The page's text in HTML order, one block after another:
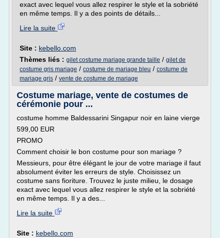
exact avec lequel vous allez respirer le style et la sobriété
en même temps. Il y a des points de détails...
Lire la suite
Site : kebello.com
Thèmes liés : gilet costume mariage grande taille / gilet de
costume gris mariage / costume de mariage bleu / costume de
mariage gris / vente de costume de mariage
Costume mariage, vente de costumes de
cérémonie pour ...
costume homme Baldessarini Singapur noir en laine vierge
599,00 EUR
PROMO
Comment choisir le bon costume pour son mariage ?
Messieurs, pour être élégant le jour de votre mariage il faut
absolument éviter les erreurs de style. Choisissez un
costume sans fioriture. Trouvez le juste milieu, le dosage
exact avec lequel vous allez respirer le style et la sobriété
en même temps. Il y a des...
Lire la suite
Site : kebello.com